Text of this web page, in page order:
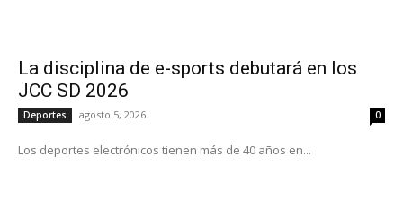
La disciplina de e-sports debutará en los
JCC SD 2026
Deportes agosto 5, 2026 0
Los deportes electrónicos tienen más de 40 años en...